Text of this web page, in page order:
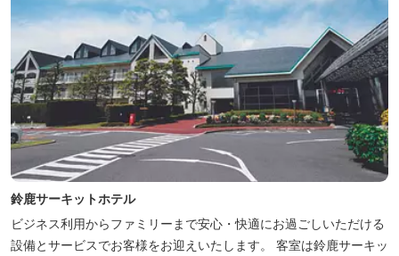
鈴鹿サーキットホテル
ビジネス利用からファミリーまで安心・快適にお過ごしいただける
設備とサービスでお客様をお迎えいたします。 客室は鈴鹿サーキッ